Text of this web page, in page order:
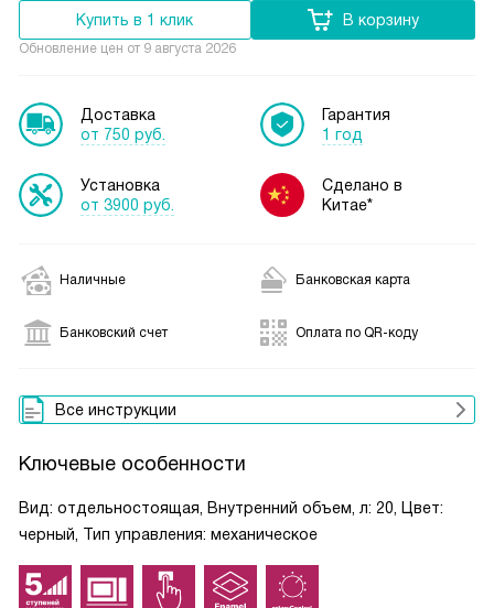
Купить в 1 клик В корзину
Обновление цен от 9 августа 2026
Доставка
от 750 руб.
Установка
от 3900 руб.
Гарантия
1 год
Сделано в
Китае*
Наличные Банковская карта
Банковский счет Оплата по QR-коду
Все инструкции
Ключевые особенности
Вид: отдельностоящая, Внутренний объем, л: 20, Цвет:
черный, Тип управления: механическое